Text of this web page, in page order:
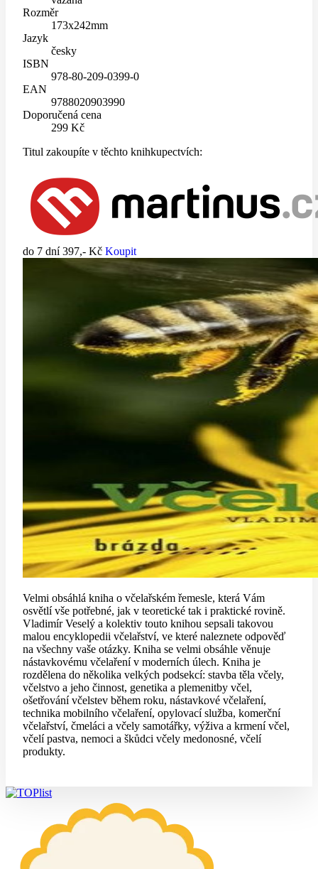
Rozměr
173x242mm
Jazyk
česky
ISBN
978-80-209-0399-0
EAN
9788020903990
Doporučená cena
299 Kč
Titul zakoupíte v těchto knihkupectvích:
do 7 dní 397,- Kč Koupit
Velmi obsáhlá kniha o včelařském řemesle, která Vám
osvětlí vše potřebné, jak v teoretické tak i praktické rovině.
Vladimír Veselý a kolektiv touto knihou sepsali takovou
malou encyklopedii včelařství, ve které naleznete odpověď
na všechny vaše otázky. Kniha se velmi obsáhle věnuje
nástavkovému včelaření v moderních úlech. Kniha je
rozdělena do několika velkých podsekcí: stavba těla včely,
včelstvo a jeho činnost, genetika a plemenitby včel,
ošetřování včelstev během roku, nástavkové včelaření,
technika mobilního včelaření, opylovací služba, komerční
včelařství, čmeláci a včely samotářky, výživa a krmení včel,
včelí pastva, nemoci a škůdci včely medonosné, včelí
produkty.